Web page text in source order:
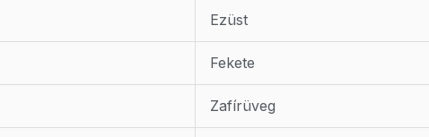
Ezüst
Fekete
Zafírüveg